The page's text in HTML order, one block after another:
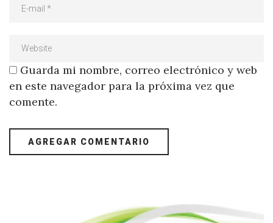
Guarda mi nombre, correo electrónico y web
en este navegador para la próxima vez que
comente.